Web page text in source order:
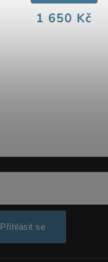
1 650 Kč
Přihlásit se